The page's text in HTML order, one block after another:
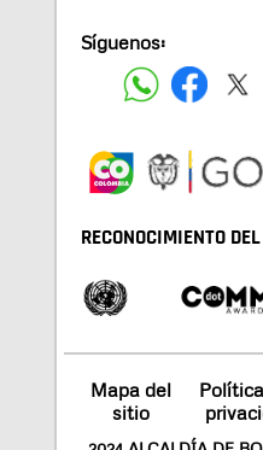
Síguenos:
RECONOCIMIENTO
Mapa del
sitio